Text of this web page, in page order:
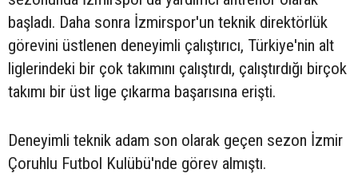
başladı. Daha sonra İzmirspor'un teknik direktörlük
görevini üstlenen deneyimli çalıştırıcı, Türkiye'nin alt
liglerindeki bir çok takımını çalıştırdı, çalıştırdığı birçok
takımı bir üst lige çıkarma başarısına erişti.
Deneyimli teknik adam son olarak geçen sezon İzmir
Çoruhlu Futbol Kulübü'nde görev almıştı.